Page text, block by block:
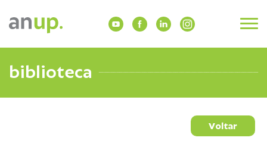
biblioteca
Voltar